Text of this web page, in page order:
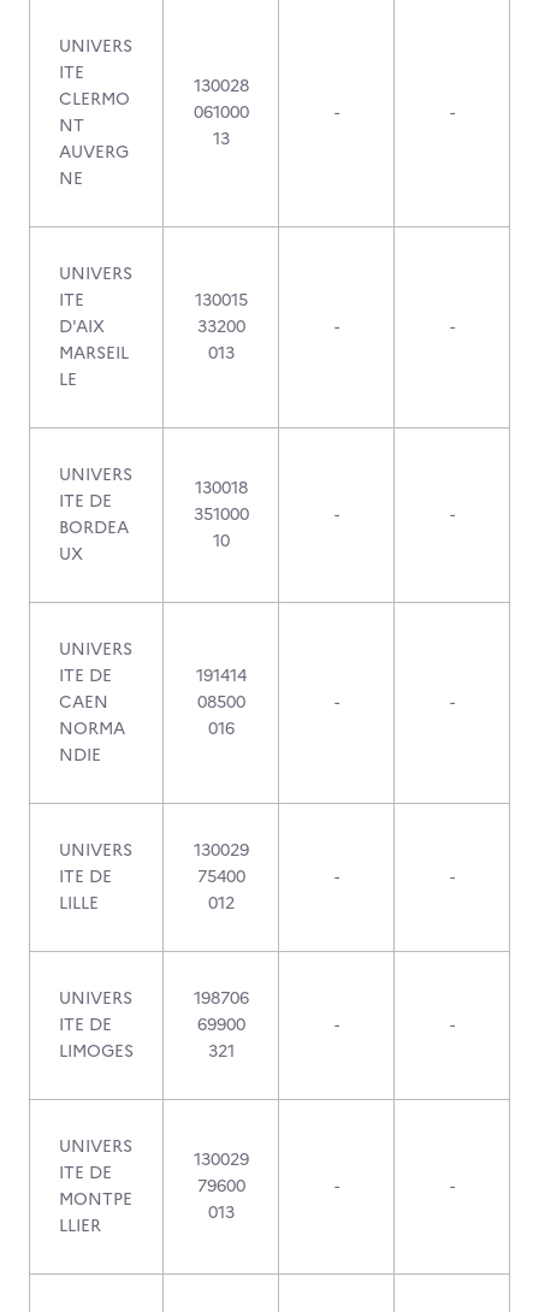
UNIVERS
ITE
CLERMO
NT
AUVERG
NE
130028
061000
13
- -
UNIVERS
ITE
D'AIX
MARSEIL
LE
130015
33200
013
- -
UNIVERS
ITE DE
BORDEA
UX
130018
351000
10
- -
UNIVERS
ITE DE
CAEN
NORMA
NDIE
191414
08500
016
- -
UNIVERS
ITE DE
LILLE
130029
75400
012
- -
UNIVERS
ITE DE
LIMOGES
198706
69900
321
- -
UNIVERS
ITE DE
MONTPE
LLIER
130029
79600
013
- -